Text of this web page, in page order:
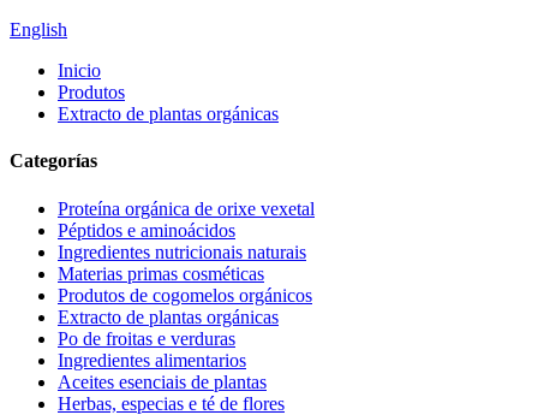
English
Inicio
Produtos
Extracto de plantas orgánicas
Categorías
Proteína orgánica de orixe vexetal
Péptidos e aminoácidos
Ingredientes nutricionais naturais
Materias primas cosméticas
Produtos de cogomelos orgánicos
Extracto de plantas orgánicas
Po de froitas e verduras
Ingredientes alimentarios
Aceites esenciais de plantas
Herbas, especias e té de flores